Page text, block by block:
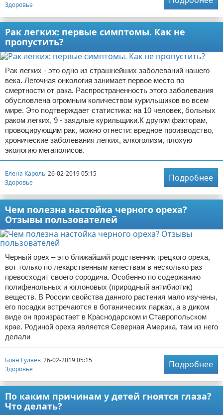
Здоровье
Рак легких: первые симптомы. Как не
пропустить?
Рак легких - это одно из страшнейших заболеваний нашего
века. Легочная онкология занимает первое место по
смертности от рака. Распространенность этого заболевания
обусловлена огромным количеством курильщиков во всем
мире. Это подтверждает статистика: на 10 человек, больных
раком легких, 9 - заядлые курильщики.К другим факторам,
провоцирующим рак, можно отнести: вредное производство,
хронические заболевания легких, алкоголизм, плохую
экологию мегаполисов.
Елена Кароль 26-02-2019 05:15
Здоровье
Подробнее
Чем полезна настойка черного ореха?
Отзывы пользователей
Черный орех – это ближайший родственник грецкого ореха,
вот только по лекарственным качествам в несколько раз
превосходит своего сородича. Особенно по содержанию
полифенольных и юглоновых (природный антибиотик)
веществ. В России свойства данного растения мало изучены,
его посадки встречаются в ботанических парках, а в диком
виде он произрастает в Краснодарском и Ставропольском
крае. Родиной ореха является Северная Америка, там из него
делали
Боян Гуляев 26-02-2019 05:15
Здоровье
Подробнее
По каким причинам у детей гноятся глаза?
Что делать?